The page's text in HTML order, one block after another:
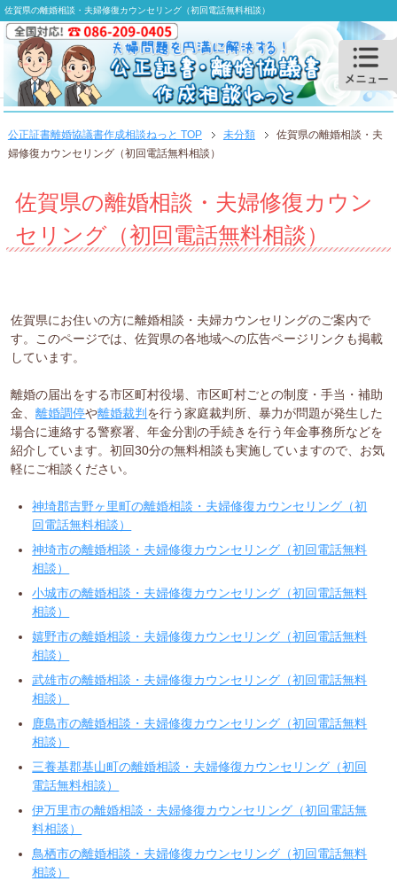
佐賀県の離婚相談・夫婦修復カウンセリング（初回電話無料相談）
公正証書離婚協議書作成相談ねっと TOP 未分類
佐賀県の離婚相談・夫
婦修復カウンセリング（初回電話無料相談）
佐賀県の離婚相談・夫婦修復カウン
セリング（初回電話無料相談）
佐賀県にお住いの方に離婚相談・夫婦カウンセリングのご案内で
す。このページでは、佐賀県の各地域への広告ページリンクも掲載
しています。
離婚の届出をする市区町村役場、市区町村ごとの制度・手当・補助
金、離婚調停や離婚裁判 を行う家庭裁判所、暴力が問題が発生した
場合に連絡する警察署、年金分割の手続きを行う年金事務所などを
紹介しています。初回30分の無料相談も実施していますので、お気
軽にご相談ください。
神埼郡吉野ヶ里町の離婚相談・夫婦修復カウンセリング（初
回電話無料相談）
神埼市の離婚相談・夫婦修復カウンセリング（初回電話無料
相談）
小城市の離婚相談・夫婦修復カウンセリング（初回電話無料
相談）
嬉野市の離婚相談・夫婦修復カウンセリング（初回電話無料
相談）
武雄市の離婚相談・夫婦修復カウンセリング（初回電話無料
相談）
鹿島市の離婚相談・夫婦修復カウンセリング（初回電話無料
相談）
三養基郡基山町の離婚相談・夫婦修復カウンセリング（初回
電話無料相談）
伊万里市の離婚相談・夫婦修復カウンセリング（初回電話無
料相談）
鳥栖市の離婚相談・夫婦修復カウンセリング（初回電話無料
相談）